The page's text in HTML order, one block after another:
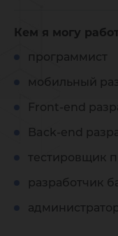
Кем я могу
программист
мобильный
Front-end
Back-end
тестировщик
разработчик